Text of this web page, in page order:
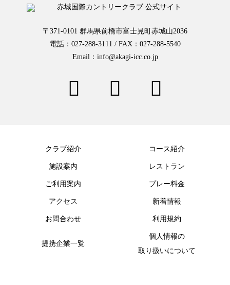
〒371-0101 群馬県前橋市富士見町赤城山2036
電話：027-288-3111 / FAX：027-288-5540
Email：info@akagi-icc.co.jp
クラブ紹介 コース紹介
施設案内 レストラン
ご利用案内 プレー料金
アクセス 新着情報
お問合わせ 利用規約
提携企業一覧
個人情報の
取り扱いについて